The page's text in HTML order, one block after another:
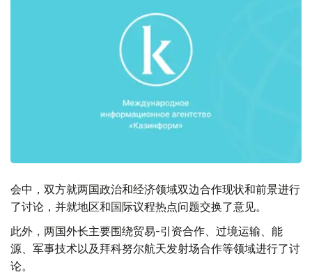
会中，双方就两国政治和经济领域双边合作现状和前景进行
了讨论，并就地区和国际议程热点问题交换了意见。
此外，两国外长主要围绕贸易-引资合作、过境运输、能
源、军事技术以及拜科努尔航天发射场合作等领域进行了讨
论。